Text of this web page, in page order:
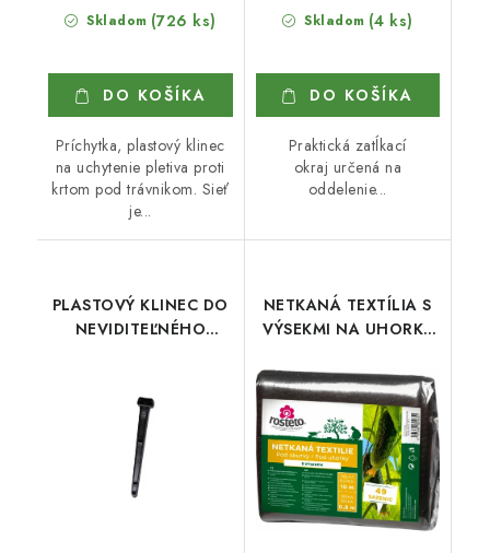
Skladom (726 ks)
DO KOŠÍKA
Príchytka, plastový klinec
na uchytenie pletiva proti
krtom pod trávnikom. Sieť
je...
Skladom (4 ks)
DO KOŠÍKA
Praktická zatĺkací
okraj určená na
oddelenie...
PLASTOVÝ KLINEC DO
NEVIDITEĽNÉHO
NETKANÁ TEXTÍLIA S
VÝSEKMI NA UHORKY